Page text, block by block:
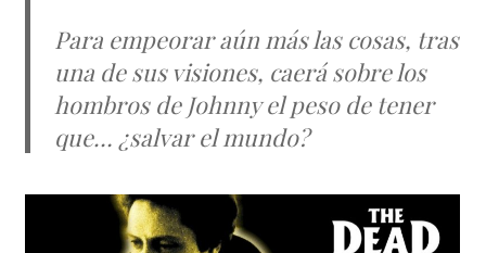
Para empeorar aún más las cosas, tras
una de sus visiones, caerá sobre los
hombros de Johnny el peso de tener
que… ¿salvar el mundo?